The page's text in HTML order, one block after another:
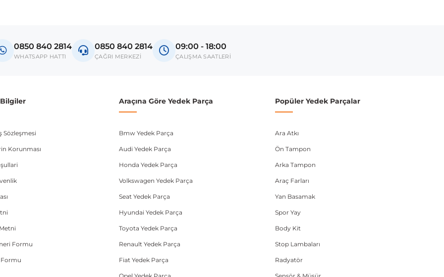
A5 8T
2008-2017
ve kasa tipleri kullanabilmektedir. Sipariş vermeden önce OEM numarası veya şasi numarası ile uyumluluğu kontrol
0850 840 2814
WHATSAPP HATTI
0850 840 2814
ÇAĞRI MERKEZİ
09:00 - 18:00
ÇALIŞMA SAATLERİ
Sözleşmesi
Korunması
Formu
Formu
Araçına Göre Yedek Parça
Bmw Yedek Parça
Audi Yedek Parça
Honda Yedek Parça
Volkswagen Yedek Parça
Seat Yedek Parça
Hyundai Yedek Parça
Toyota Yedek Parça
Renault Yedek Parça
Fiat Yedek Parça
Popüler Yedek Parçalar
Ara Atkı
Ön Tampon
Arka Tampon
Araç Farları
Yan Basamak
Spor Yay
Body Kit
Stop Lambaları
Radyatör